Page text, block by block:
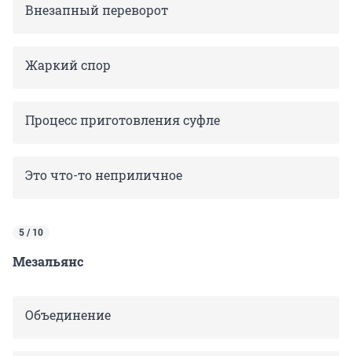
Внезапный переворот
Жаркий спор
Процесс приготовления суфле
Это что-то неприличное
5 / 10
Мезальянс
Объединение